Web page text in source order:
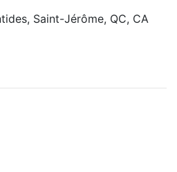
Saint-Jérôme, QC, CA